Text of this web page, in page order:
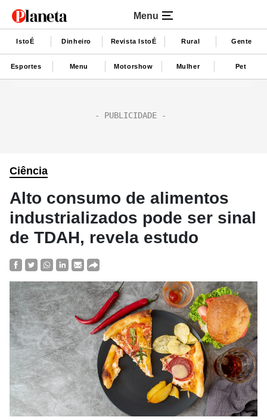
Menu
IstoÉ Dinheiro Revista IstoÉ Rural Gente
Esportes Menu Motorshow Mulher Pet
Ciência
Alto consumo de alimentos
industrializados pode ser sinal
de TDAH, revela estudo